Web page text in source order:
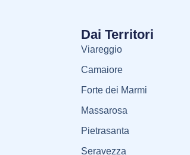
Dai Territori
Viareggio
Camaiore
Forte dei Marmi
Massarosa
Pietrasanta
Seravezza